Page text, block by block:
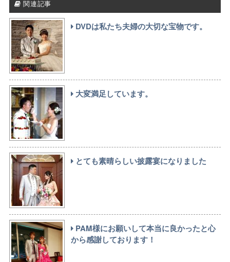
関連記事
DVDは私たち夫婦の大切な宝物です。
大変満足しています。
とても素晴らしい披露宴になりました
PAM様にお願いして本当に良かったと心
から感謝しております！